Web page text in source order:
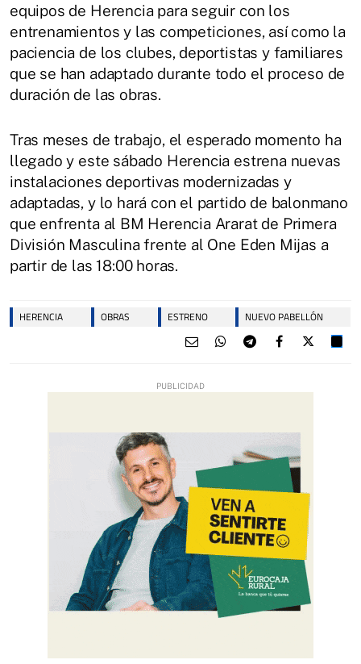
equipos de Herencia para seguir con los
entrenamientos y las competiciones, así como la
paciencia de los clubes, deportistas y familiares
que se han adaptado durante todo el proceso de
duración de las obras.
Tras meses de trabajo, el esperado momento ha
llegado y este sábado Herencia estrena nuevas
instalaciones deportivas modernizadas y
adaptadas, y lo hará con el partido de balonmano
que enfrenta al BM Herencia Ararat de Primera
División Masculina frente al One Eden Mijas a
partir de las 18:00 horas.
HERENCIA OBRAS ESTRENO NUEVO PABELLÓN